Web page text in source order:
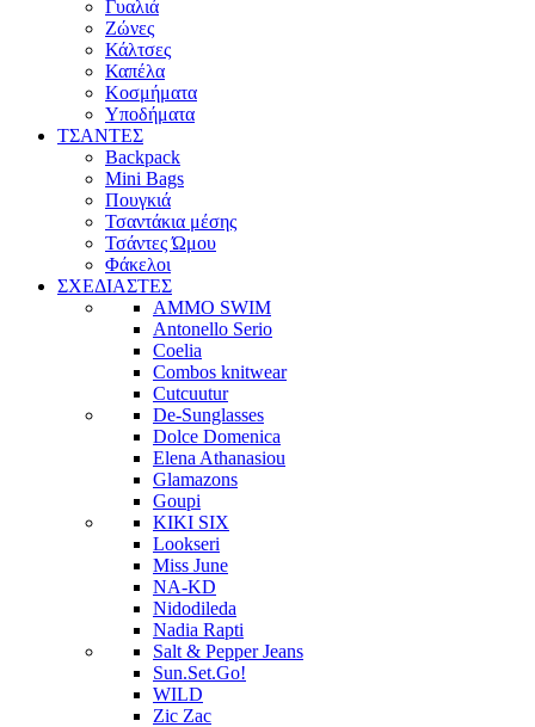
Γυαλιά
Ζώνες
Κάλτσες
Καπέλα
Κοσμήματα
Υποδήματα
ΤΣΑΝΤΕΣ
Backpack
Mini Bags
Πουγκιά
Τσαντάκια μέσης
Τσάντες Ώμου
Φάκελοι
ΣΧΕΔΙΑΣΤΕΣ
AMMO SWIM
Antonello Serio
Coelia
Combos knitwear
Cutcuutur
De-Sunglasses
Dolce Domenica
Elena Athanasiou
Glamazons
Goupi
KIKI SIX
Lookseri
Miss June
NA-KD
Nidodileda
Nadia Rapti
Salt & Pepper Jeans
Sun.Set.Go!
WILD
Zic Zac